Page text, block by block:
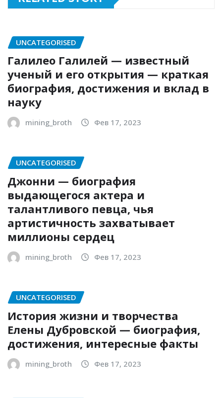
UNCATEGORISED
Галилео Галилей — известный
ученый и его открытия — краткая
биография, достижения и вклад в
науку
mining_broth Фев 17, 2023
UNCATEGORISED
Джонни — биография
выдающегося актера и
талантливого певца, чья
артистичность захватывает
миллионы сердец
mining_broth Фев 17, 2023
UNCATEGORISED
История жизни и творчества
Елены Дубровской — биография,
достижения, интересные факты
mining_broth Фев 17, 2023